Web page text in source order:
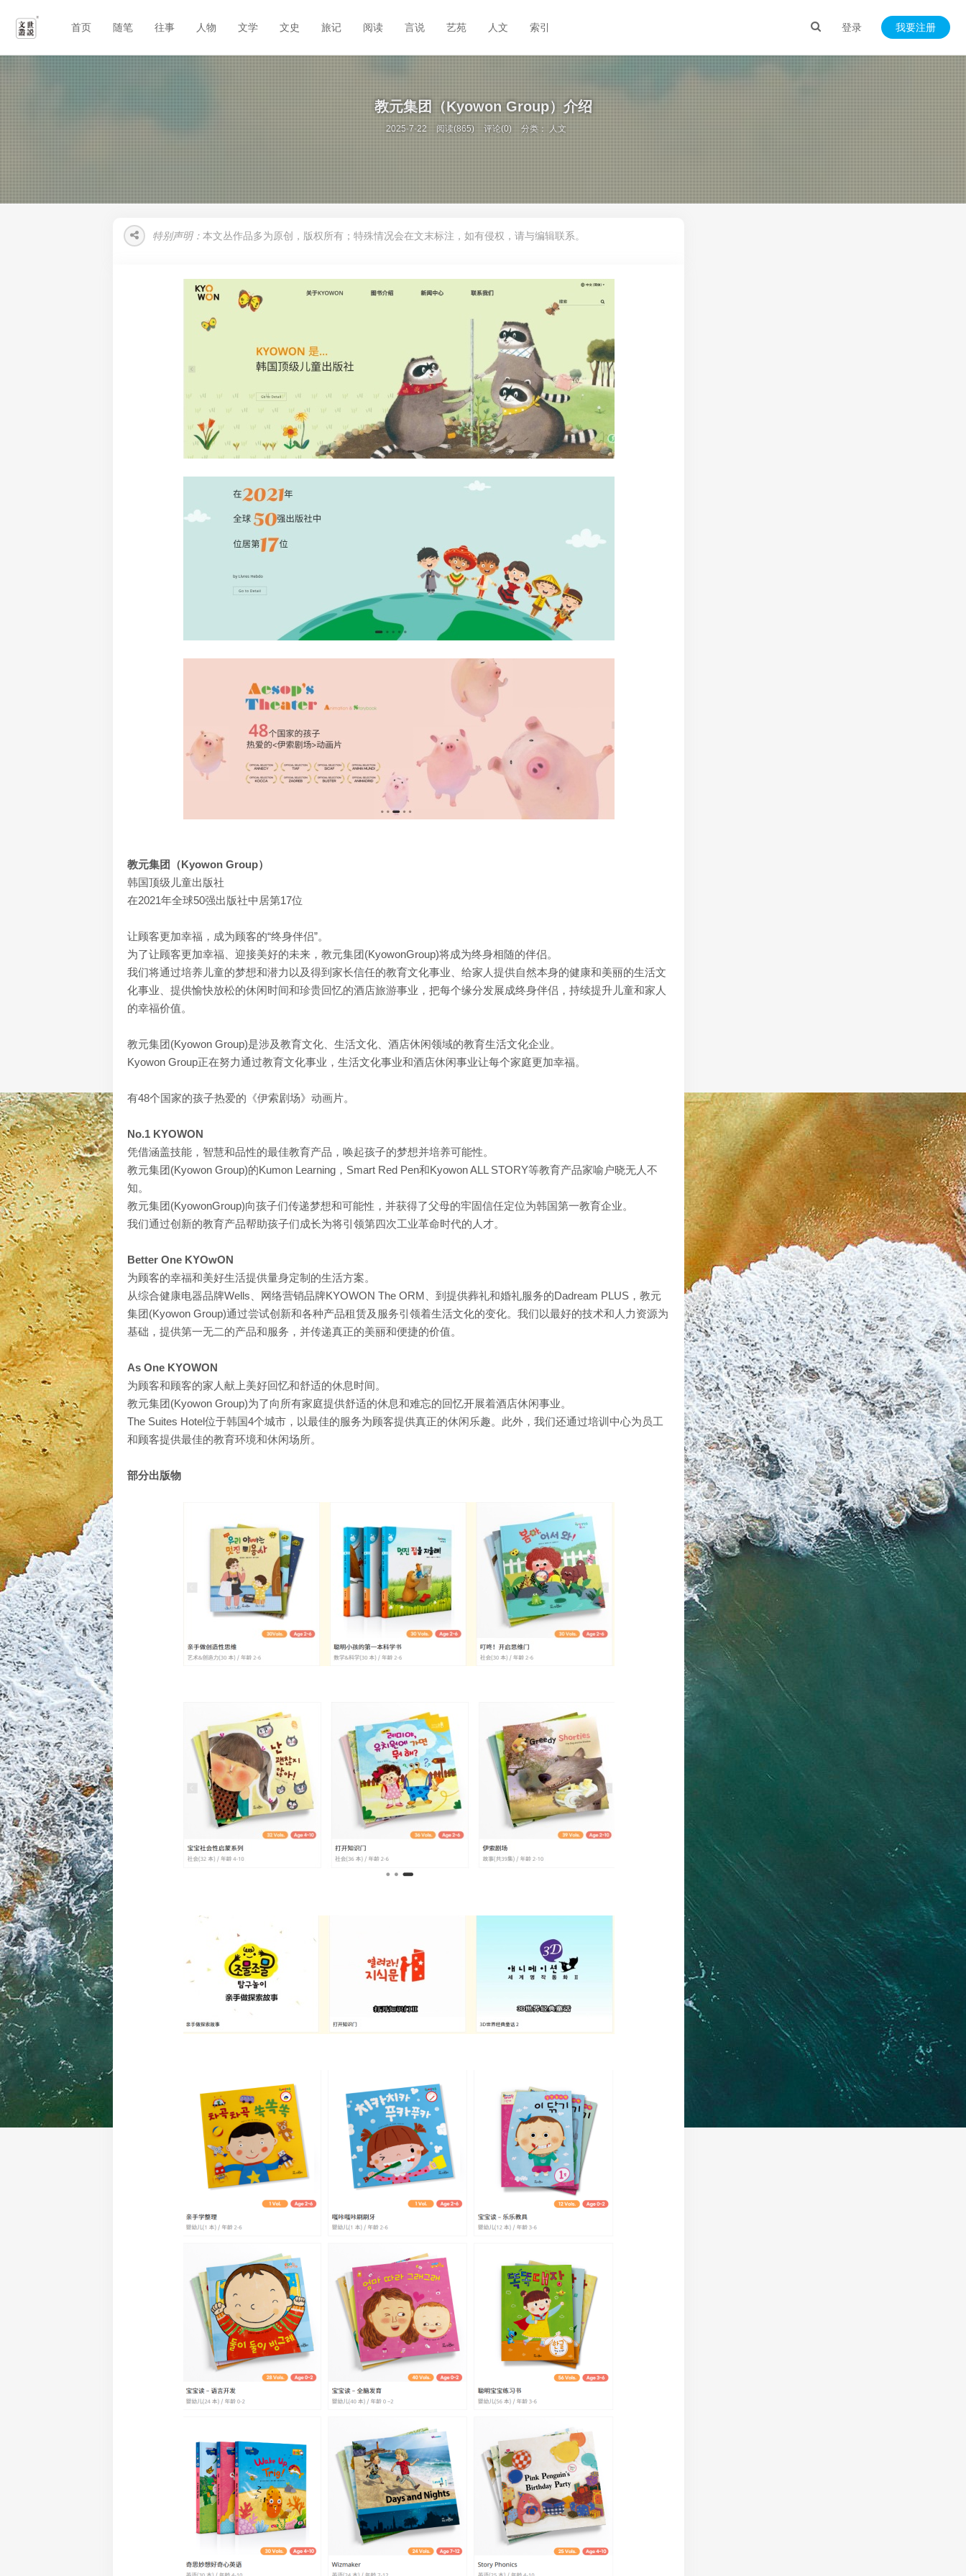
登录 我要注册
首页 随笔 往事 人物 文学 文史 旅记 阅读 言说 艺苑 人文 索引
教元集团（Kyowon Group）介绍
2025-7-22 阅读(865) 评论(0) 分类：人文
特别声明： 本文丛作品多为原创，版权所有；特殊情况会在文末标注，如有侵权，请与编辑联系。
教元集团（Kyowon Group）
韩国顶级儿童出版社
在2021年全球50强出版社中居第17位
让顾客更加幸福，成为顾客的“终身伴侣”。
为了让顾客更加幸福、迎接美好的未来，教元集团(KyowonGroup)将成为终身相随的伴侣。
我们将通过培养儿童的梦想和潜力以及得到家长信任的教育文化事业、给家人提供自然本身的健康和美丽的生活文
化事业、提供愉快放松的休闲时间和珍贵回忆的酒店旅游事业，把每个缘分发展成终身伴侣，持续提升儿童和家人
的幸福价值。
教元集团(Kyowon Group)是涉及教育文化、生活文化、酒店休闲领域的教育生活文化企业。
Kyowon Group正在努力通过教育文化事业，生活文化事业和酒店休闲事业让每个家庭更加幸福。
有48个国家的孩子热爱的《伊索剧场》动画片。
No.1 KYOWON
凭借涵盖技能，智慧和品性的最佳教育产品，唤起孩子的梦想并培养可能性。
教元集团(Kyowon Group)的Kumon Learning，Smart Red Pen和Kyowon ALL STORY等教育产品家喻户晓无人不
知。
教元集团(KyowonGroup)向孩子们传递梦想和可能性，并获得了父母的牢固信任定位为韩国第一教育企业。
我们通过创新的教育产品帮助孩子们成长为将引领第四次工业革命时代的人才。
Better One KYOwON
为顾客的幸福和美好生活提供量身定制的生活方案。
从综合健康电器品牌Wells、网络营销品牌KYOWON The ORM、到提供葬礼和婚礼服务的Dadream PLUS，教元
集团(Kyowon Group)通过尝试创新和各种产品租赁及服务引领着生活文化的变化。我们以最好的技术和人力资源为
基础，提供第一无二的产品和服务，并传递真正的美丽和便捷的价值。
As One KYOWON
为顾客和顾客的家人献上美好回忆和舒适的休息时间。
教元集团(Kyowon Group)为了向所有家庭提供舒适的休息和难忘的回忆开展着酒店休闲事业。
The Suites Hotel位于韩国4个城市，以最佳的服务为顾客提供真正的休闲乐趣。此外，我们还通过培训中心为员工
和顾客提供最佳的教育环境和休闲场所。
部分出版物